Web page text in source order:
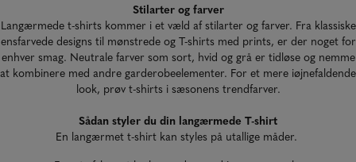
Stilarter og farver
Langærmede t-shirts kommer i et væld af stilarter og farver. Fra klassiske
ensfarvede designs til mønstrede og T-shirts med prints, er der noget for
enhver smag. Neutrale farver som sort, hvid og grå er tidløse og nemme
at kombinere med andre garderobeelementer. For et mere iøjnefaldende
look, prøv t-shirts i sæsonens trendfarver.
Sådan styler du din langærmede T-shirt
En langærmet t-shirt kan styles på utallige måder.